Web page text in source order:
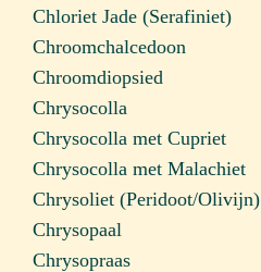
Chloriet Jade (Serafiniet)
Chroomchalcedoon
Chroomdiopsied
Chrysocolla
Chrysocolla met Cupriet
Chrysocolla met Malachiet
Chrysoliet (Peridoot/Olivijn)
Chrysopaal
Chrysopraas